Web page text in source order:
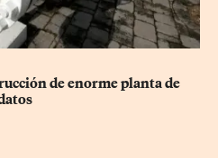
de enorme planta de